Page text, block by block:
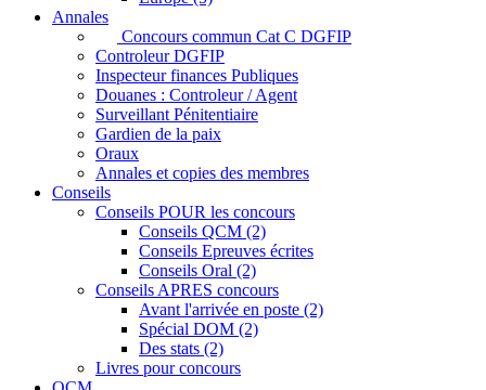
Annales
Concours commun Cat C DGFIP
Controleur DGFIP
Inspecteur finances Publiques
Douanes : Controleur / Agent
Surveillant Pénitentiaire
Gardien de la paix
Oraux
Annales et copies des membres
Conseils
Conseils POUR les concours
Conseils QCM (2)
Conseils Epreuves écrites
Conseils Oral (2)
Conseils APRES concours
Avant l'arrivée en poste (2)
Spécial DOM (2)
Des stats (2)
Livres pour concours